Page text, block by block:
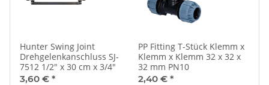
Hunter Swing Joint
Drehgelenkanschluss SJ-
7512 1/2" x 30 cm x 3/4"
3,60 € *
PP Fitting T-Stück Klemm x
Klemm x Klemm 32 x 32 x
32 mm PN10
2,40 € *